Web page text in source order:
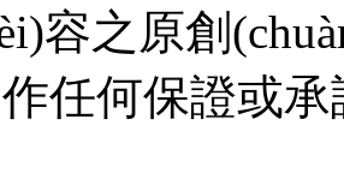
之原創(chuàng)
任何保證或承